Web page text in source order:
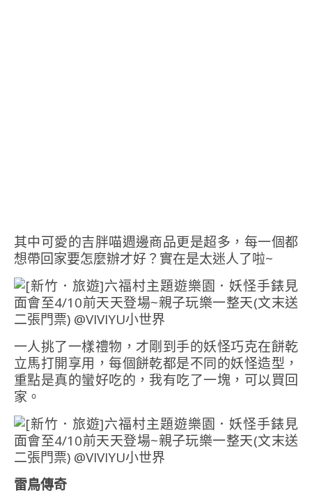
其中可愛的吉胖喵週邊商品更是超多，每一個都
想帶回家要怎麼辦才好？實在是太迷人了啦~
一人挑了一樣禮物，才剛到手的妖怪巧克在餅乾
立馬打開享用，每個餅乾都是不同的妖怪造型，
重點是真的蠻好吃的，我有吃了一塊，可以買回
家。
雷鳥傳奇